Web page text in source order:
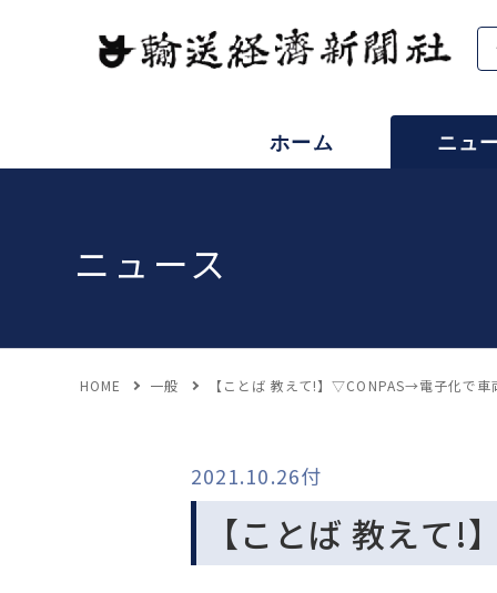
ホーム ニュ
ニュース
HOME 一般 【ことば 教えて!】▽CONPAS→電子化で車
2021.10.26付
【ことば 教えて